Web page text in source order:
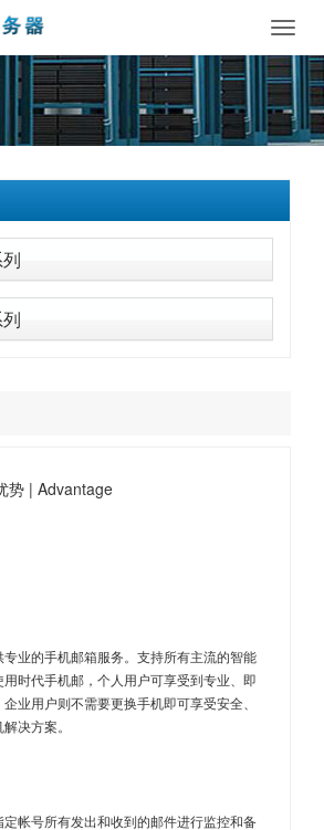
势 | Advantage
业的手机邮箱服务。支持所有主流的智能
时代手机邮，个人用户可享受到专业、即
企业用户则不需要更换手机即可享受安全、
决方案。
帐号所有发出和收到的邮件进行监控和备